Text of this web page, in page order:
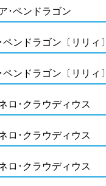
･ペンドラゴン
ンドラゴン〔リリィ〕
ンドラゴン〔リリィ〕
ロ･クラウディウス
ロ･クラウディウス
ロ･クラウディウス